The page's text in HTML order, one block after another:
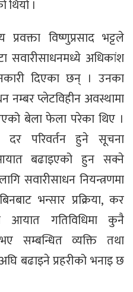
थियो ।
विष्णुप्रसाद भट्टले
सवारीसाधनमध्ये अधिकांश
दिएका छन् । उनका
नम्बर प्लेटविहीन अवस्थामा
बेला फेला परेका थिए ।
दर परिवर्तन हुने सूचना
बढाइएको हुन सक्ने
सवारीसाधन नियन्त्रणमा
भन्सार प्रक्रिया, कर
आयात गतिविधिमा कुनै
सम्बन्धित व्यक्ति तथा
बढाइने प्रहरीको भनाइ छ